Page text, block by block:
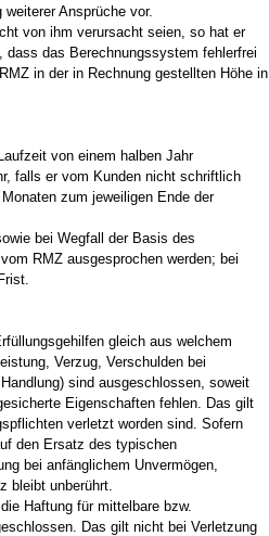
Ansprüche vor.
von ihm verursacht seien, so hat er
das Berechnungssystem fehlerfrei
in der in Rechnung gestellten Höhe in
von einem halben Jahr
falls er vom Kunden nicht schriftlich
zum jeweiligen Ende der
bei Wegfall der Basis des
RMZ ausgesprochen werden; bei
gleich aus welchem
Verzug, Verschulden bei
sind ausgeschlossen, soweit
Eigenschaften fehlen. Das gilt
verletzt worden sind. Sofern
den Ersatz des typischen
bei anfänglichem Unvermögen,
bleibt unberührt.
Haftung für mittelbare bzw.
Das gilt nicht bei Verletzung